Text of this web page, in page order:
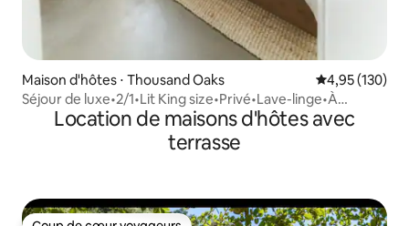
Maison d'hôtes ⋅ Thousand Oaks Évaluation
4,95 (130)
Séjour de luxe•2/1•Lit King size•Privé•Lave-linge•À
30 minutes de LA
Location de maisons d'hôtes avec
terrasse